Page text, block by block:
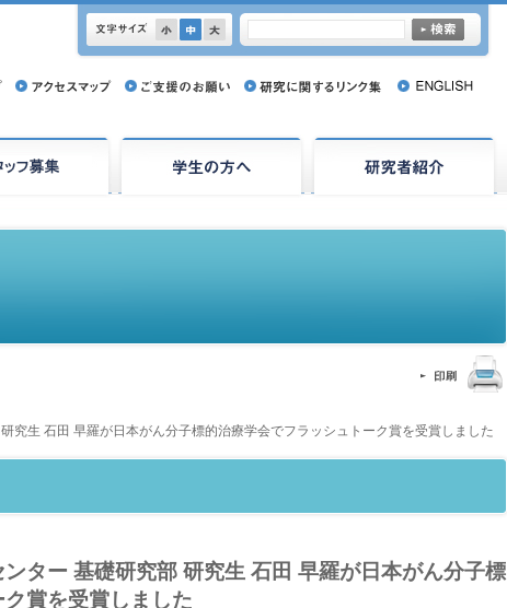
究生 石田 早羅が日本がん分子標的治療学会でフラッシュトーク賞を受賞しました
ンター 基礎研究部 研究生 石田 早羅が日本がん分子標
賞を受賞しました